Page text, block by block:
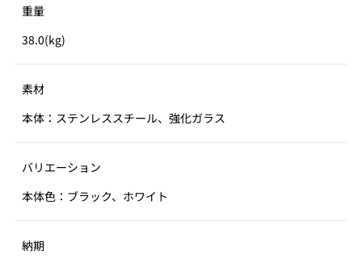
重量
38.0(kg)
素材
本体：ステンレススチール、強化ガラス
バリエーション
本体色：ブラック、ホワイト
納期